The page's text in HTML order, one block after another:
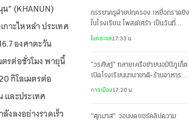
” (KHANUN)
าะไหหลำ ประเทศ
องศาตะวัน
รต่อชั่วโมง พายุนี้
กิโลเมตรต่อ
และประเทศ
งลงอย่างรวดเร็ว
ภรรยาครูฝ่ายปกครอง เหยื่อกราดยิง
ในโรงเรียน โพสต์เศร้า เป็นวันที่
ใจแตกสลายที่สุด
ในกระแส17:33 น.
“วรศิษฎ์” ทลายเครือข่ายนอมินีภูเก็ต
เปิดโรงเรียนนานาชาติ-ร้านอาหาร
พบ 361 บริษัทฮุบที่ดินผิดกฎหมาย
การเมือง17:20 น.
"ศุภมาส" วอนงดแชร์คลิปความ